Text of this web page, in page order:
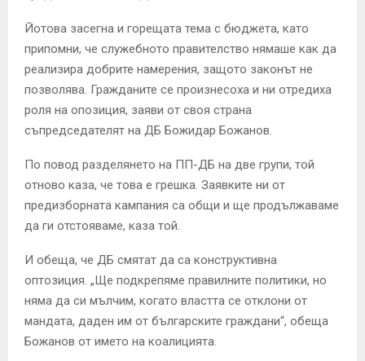
Йотова засегна и горещата тема с бюджета, като
припомни, че служебното правителство нямаше как да
реализира добрите намерения, защото законът не
позволява. Гражданите се произнесоха и ни отредиха
роля на опозиция, заяви от своя страна
съпредседателят на ДБ Божидар Божанов.
По повод разделянето на ПП-ДБ на две групи, той
отново каза, че това е грешка. Заявките ни от
предизборната кампания са общи и ще продължаваме
да ги отстояваме, каза той.
И обеща, че ДБ смятат да са конструктивна
оптозиция. „Ще подкрепяме правилните политики, но
няма да си мълчим, когато властта се отклони от
мандата, даден им от българските граждани“, обеща
Божанов от името на коалицията.